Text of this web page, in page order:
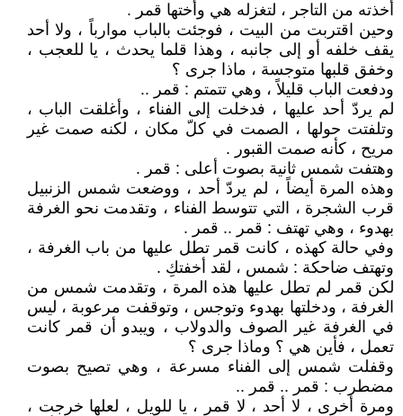
أخذته من التاجر ، لتغزله هي وأختها قمر .
وحين اقتربت من البيت ، فوجئت بالباب موارباً ، ولا أحد
يقف خلفه أو إلى جانبه ، وهذا قلما يحدث ، يا للعجب ،
وخفق قلبها متوجسة ، ماذا جرى ؟
ودفعت الباب قليلاً ، وهي تتمتم : قمر ..
لم يردّ أحد عليها ، فدخلت إلى الفناء ، وأغلقت الباب ،
وتلفتت حولها ، الصمت في كلّ مكان ، لكنه صمت غير
مريح ، كأنه صمت القبور .
وهتفت شمس ثانية بصوت أعلى : قمر .
وهذه المرة أيضاً ، لم يردّ أحد ، ووضعت شمس الزنبيل
قرب الشجرة ، التي تتوسط الفناء ، وتقدمت نحو الغرفة
بهدوء ، وهي تهتف : قمر .. قمر .
وفي حالة كهذه ، كانت قمر تطل عليها من باب الغرفة ،
وتهتف ضاحكة : شمس ، لقد أخفتكِ .
لكن قمر لم تطل عليها هذه المرة ، وتقدمت شمس من
الغرفة ، ودخلتها بهدوء وتوجس ، وتوقفت مرعوبة ، ليس
في الغرفة غير الصوف والدولاب ، ويبدو أن قمر كانت
تعمل ، فأين هي ؟ وماذا جرى ؟
وقفلت شمس إلى الفناء مسرعة ، وهي تصيح بصوت
مضطرب : قمر .. قمر ..
ومرة أخرى ، لا أحد ، لا قمر ، يا للويل ، لعلها خرجت ،